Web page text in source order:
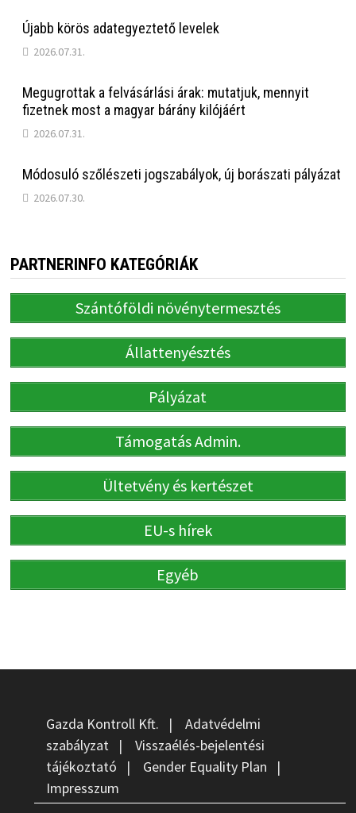
Újabb körös adategyeztető levelek
2026.07.31.
Megugrottak a felvásárlási árak: mutatjuk, mennyit
fizetnek most a magyar bárány kilójáért
2026.07.31.
Módosuló szőlészeti jogszabályok, új borászati pályázat
2026.07.30.
PARTNERINFO KATEGÓRIÁK
Szántóföldi növénytermesztés
Állattenyésztés
Pályázat
Támogatás Admin.
Ültetvény és kertészet
EU-s hírek
Egyéb
Gazda Kontroll Kft. | Adatvédelmi
szabályzat| Visszaélés-bejelentési
tájékoztató | Gender Equality Plan |
Impresszum